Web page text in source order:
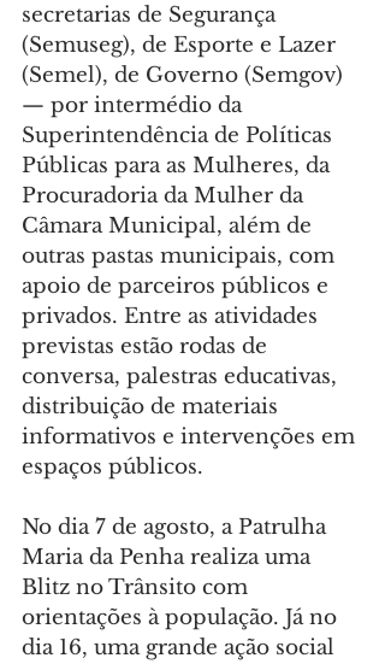
secretarias de Segurança
(Semuseg), de Esporte e Lazer
(Semel), de Governo (Semgov)
— por intermédio da
Superintendência de Políticas
Públicas para as Mulheres, da
Procuradoria da Mulher da
Câmara Municipal, além de
outras pastas municipais, com
apoio de parceiros públicos e
privados. Entre as atividades
previstas estão rodas de
conversa, palestras educativas,
distribuição de materiais
informativos e intervenções em
espaços públicos.
No dia 7 de agosto, a Patrulha
Maria da Penha realiza uma
Blitz no Trânsito com
orientações à população. Já no
dia 16, uma grande ação social